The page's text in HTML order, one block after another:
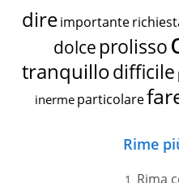
dire importante
dolce prolisso
tranquillodifficile
inerme particolare
Rime
Rima